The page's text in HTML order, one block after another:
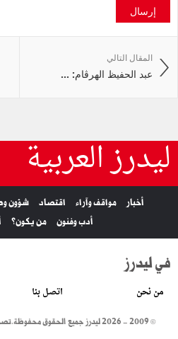
إرسال
المقال التالي
عبد الحفيظ الهرڤام: ...
ليدرز العربية
أخبار مواقف وآراء اقتصاد شؤون
أدب وفنون
من يكون؟
في ليدرز
من نحن اتصل بنا
© 2009 - 2026 ليدرز جميع الحقوق محفوظة.